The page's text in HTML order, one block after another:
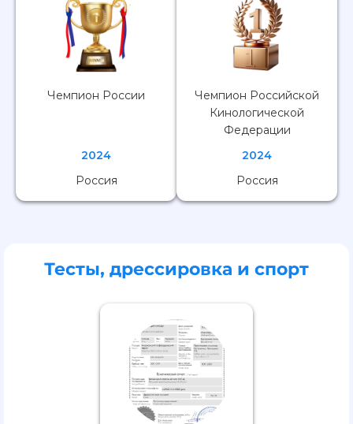
Чемпион России
2024
Россия
Чемпион Российской
Кинологической
Федерации
2024
Россия
Тесты, дрессировка и спорт